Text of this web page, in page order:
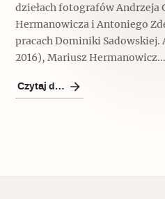
Recenzje
Siostry
Jedźmy w Polskę!
Polska ze smakiem
Kuchnia w
dziełach fotografów Andrzeja
Hermanowicza i Antoniego
pracach Dominiki Sadowskiej.
2016), Mariusz Hermanowicz...
Czytaj dalej